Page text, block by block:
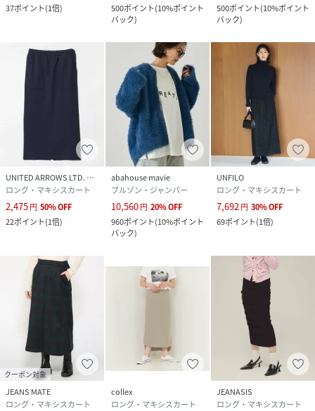
37ポイント(1倍)
500ポイント(10%ポイント
バック)
500ポイント(10%ポイント
バック)
UNITED ARROWS LTD. OUTLET
ロング・マキシスカート
2,475円 50%OFF
22ポイント(1倍)
abahouse mavie
ブルゾン・ジャンパー
10,560円 20%OFF
960ポイント(10%ポイント
バック)
UNFILO
ロング・マキシスカート
7,692円 30%OFF
69ポイント(1倍)
クーポン対象
JEANS MATE
ロング・マキシスカート
collex
ロング・マキシスカート
JEANASIS
ロング・マキシスカート